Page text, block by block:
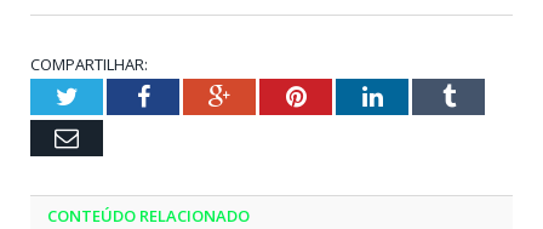
COMPARTILHAR:
TwitterFacebookGoogle+PinterestLinkedInTumblr
Email
CONTEÚDO RELACIONADO